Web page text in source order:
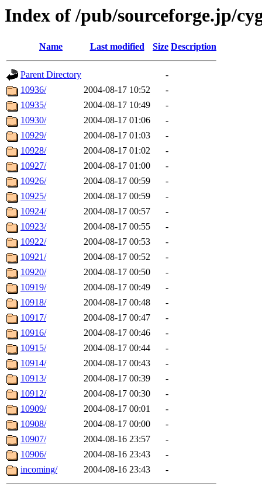
Index of /pub/sourceforge.jp/
Name Last modified Size Description
Parent Directory
-
10936/
2004-08-17 10:52
-
10935/
2004-08-17 10:49
-
10930/
2004-08-17 01:06
-
10929/
2004-08-17 01:03
-
10928/
2004-08-17 01:02
-
10927/
2004-08-17 01:00
-
10926/
2004-08-17 00:59
-
10925/
2004-08-17 00:59
-
10924/
2004-08-17 00:57
-
10923/
2004-08-17 00:55
-
10922/
2004-08-17 00:53
-
10921/
2004-08-17 00:52
-
10920/
2004-08-17 00:50
-
10919/
2004-08-17 00:49
-
10918/
2004-08-17 00:48
-
10917/
2004-08-17 00:47
-
10916/
2004-08-17 00:46
-
10915/
2004-08-17 00:44
-
10914/
2004-08-17 00:43
-
10913/
2004-08-17 00:39
-
10912/
2004-08-17 00:30
-
10909/
2004-08-17 00:01
-
10908/
2004-08-17 00:00
-
10907/
2004-08-16 23:57
-
10906/
2004-08-16 23:43
-
incoming/
2004-08-16 23:43 -